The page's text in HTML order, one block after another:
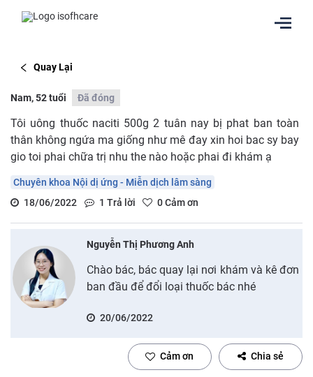
Quay Lại
Nam, 52 tuổi Đã đóng
Tôi uông thuốc naciti 500g 2 tuân nay bị phat ban toàn
thân không ngứa ma giống như mê đay xin hoi bac sy bay
gio toi phai chữa trị nhu the nào hoặc phai đi khám ạ
Chuyên khoa Nội dị ứng - Miễn dịch lâm sàng
18/06/2022
1 Trả lời 0Cảm ơn
Nguyễn Thị Phương Anh
Chào bác, bác quay lại nơi khám và kê đơn
ban đầu để đổi loại thuốc bác nhé
20/06/2022
Cảm ơn Chia sẻ